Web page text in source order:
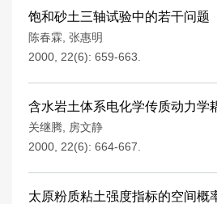
饱和砂土三轴试验中的若干问题
陈春霖 张惠明
2000, 22(6): 659-663.
含水岩土体系电化学传质动力学
关继腾
房文静
2000, 22(6): 664-667.
太原粉质粘土强度指标的空间概